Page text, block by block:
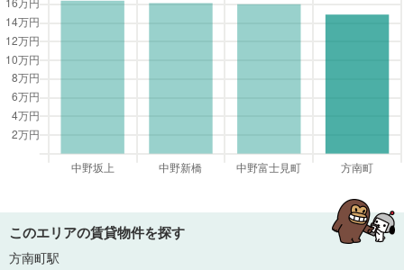
このエリアの賃貸物件を探す
方南町駅